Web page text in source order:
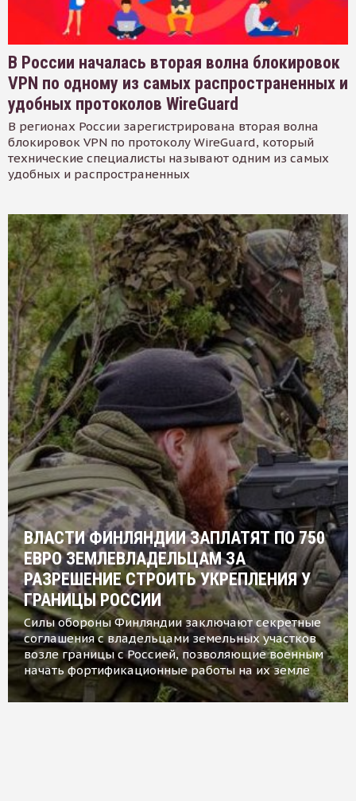
В России началась вторая волна блокировок
VPN по одному из самых распространенных и
удобных протоколов WireGuard
В регионах России зарегистрирована вторая волна
блокировок VPN по протоколу WireGuard, который
технические специалисты называют одним из самых
удобных и распространенных
ВЛАСТИ ФИНЛЯНДИИ ЗАПЛАТЯТ ПО 750
ЕВРО ЗЕМЛЕВЛАДЕЛЬЦАМ ЗА
РАЗРЕШЕНИЕ СТРОИТЬ УКРЕПЛЕНИЯ У
ГРАНИЦЫ РОССИИ
Силы обороны Финляндии заключают секретные
соглашения с владельцами земельных участков
возле границы с Россией, позволяющие военным
начать фортификационные работы на их земле